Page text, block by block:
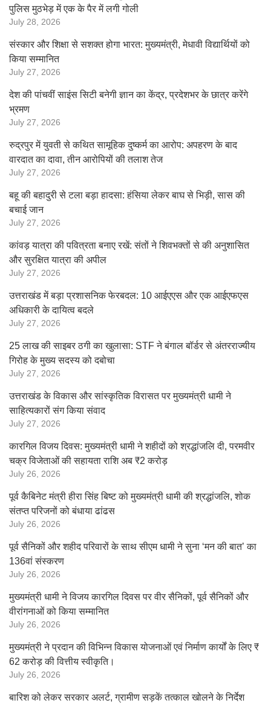
पुलिस मुठभेड़ में एक के पैर में लगी गोली
July 28, 2026
संस्कार और शिक्षा से सशक्त होगा भारत: मुख्यमंत्री, मेधावी विद्यार्थियों को
किया सम्मानित
July 27, 2026
देश की पांचवीं साइंस सिटी बनेगी ज्ञान का केंद्र, प्रदेशभर के छात्र करेंगे
भ्रमण
July 27, 2026
रुद्रपुर में युवती से कथित सामूहिक दुष्कर्म का आरोप: अपहरण के बाद
वारदात का दावा, तीन आरोपियों की तलाश तेज
July 27, 2026
बहू की बहादुरी से टला बड़ा हादसा: हंसिया लेकर बाघ से भिड़ी, सास की
बचाई जान
July 27, 2026
कांवड़ यात्रा की पवित्रता बनाए रखें: संतों ने शिवभक्तों से की अनुशासित
और सुरक्षित यात्रा की अपील
July 27, 2026
उत्तराखंड में बड़ा प्रशासनिक फेरबदल: 10 आईएएस और एक आईएफएस
अधिकारी के दायित्व बदले
July 27, 2026
25 लाख की साइबर ठगी का खुलासा: STF ने बंगाल बॉर्डर से अंतरराज्यीय
गिरोह के मुख्य सदस्य को दबोचा
July 27, 2026
उत्तराखंड के विकास और सांस्कृतिक विरासत पर मुख्यमंत्री धामी ने
साहित्यकारों संग किया संवाद
July 27, 2026
कारगिल विजय दिवस: मुख्यमंत्री धामी ने शहीदों को श्रद्धांजलि दी, परमवीर
चक्र विजेताओं की सहायता राशि अब ₹2 करोड़
July 26, 2026
पूर्व कैबिनेट मंत्री हीरा सिंह बिष्ट को मुख्यमंत्री धामी की श्रद्धांजलि, शोक
संतप्त परिजनों को बंधाया ढांढस
July 26, 2026
पूर्व सैनिकों और शहीद परिवारों के साथ सीएम धामी ने सुना ‘मन की बात’ का
136वां संस्करण
July 26, 2026
मुख्यमंत्री धामी ने विजय कारगिल दिवस पर वीर सैनिकों, पूर्व सैनिकों और
वीरांगनाओं को किया सम्मानित
July 26, 2026
मुख्यमंत्री ने प्रदान की विभिन्न विकास योजनाओं एवं निर्माण कार्यों के लिए ₹
62 करोड़ की वित्तीय स्वीकृति।
July 26, 2026
बारिश को लेकर सरकार अलर्ट, ग्रामीण सड़कें तत्काल खोलने के निर्देश